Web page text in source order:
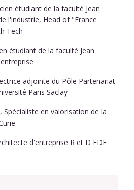
étudiant de la faculté Jean
l'industrie, Head of "France
Tech
étudiant de la faculté Jean
adjointe du Pôle Partenariat
Paris Saclay
Spécialiste en valorisation de la
d'entreprise R et D EDF